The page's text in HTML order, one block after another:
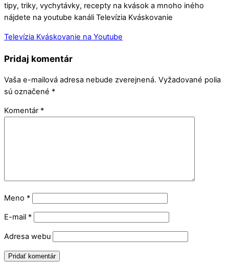
tipy, triky, vychytávky, recepty na kvások a mnoho iného
nájdete na youtube kanáli Televízia Kváskovanie
Televízia Kváskovanie na Youtube
Pridaj komentár
Vaša e-mailová adresa nebude zverejnená. Vyžadované polia
sú označené *
Komentár *
Meno *
E-mail *
Adresa webu